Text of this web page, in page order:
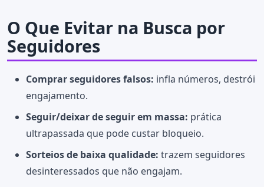
O Que Evitar na Busca por
Seguidores
Comprar seguidores falsos: infla números, destrói
engajamento.
Seguir/deixar de seguir em massa: prática
ultrapassada que pode custar bloqueio.
Sorteios de baixa qualidade: trazem seguidores
desinteressados que não engajam.